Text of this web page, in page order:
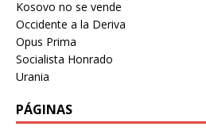
Kosovo no se vende
Occidente a la Deriva
Opus Prima
Socialista Honrado
Urania
PÁGINAS